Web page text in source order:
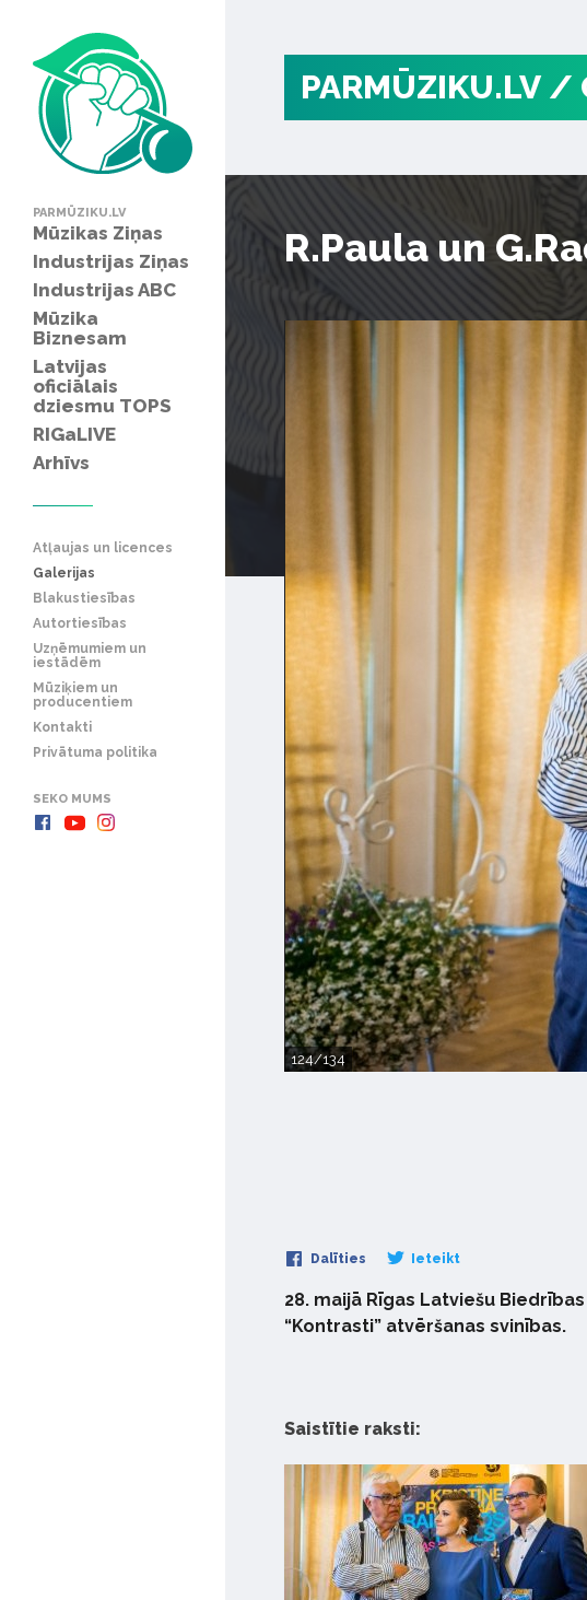
PARMŪZIKU.LV
Mūzikas Ziņas
Industrijas Ziņas
Industrijas ABC
Mūzika
Biznesam
Latvijas
oficiālais
dziesmu TOPS
RIGaLIVE
Arhīvs
Atļaujas un licences
Galerijas
Blakustiesības
Autortiesības
Uzņēmumiem un
iestādēm
Mūziķiem un
producentiem
Kontakti
Privātuma politika
SEKO MUMS
PARMŪZIKU.LV /
R.Paula un
124/134
Dalīties Ieteikt
28. maijā Rīgas Latviešu
“Kontrasti” atvēršanas svinības.
Saistītie raksti: